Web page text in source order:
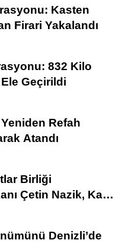
Kasten
Firari Yakalandı
832 Kilo
Geçirildi
Refah
Atandı
Birliği
Çetin Nazik, Kars
Yerlikaya’ya
Denizli’de